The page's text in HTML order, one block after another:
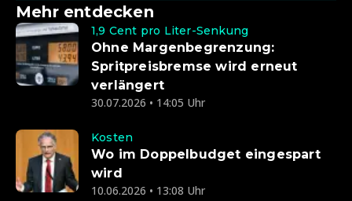
Mehr entdecken
1,9 Cent pro Liter-Senkung
Ohne Margenbegrenzung:
Spritpreisbremse wird erneut
verlängert
30.07.2026 • 14:05 Uhr
Kosten
Wo im Doppelbudget eingespart
wird
10.06.2026 • 13:08 Uhr